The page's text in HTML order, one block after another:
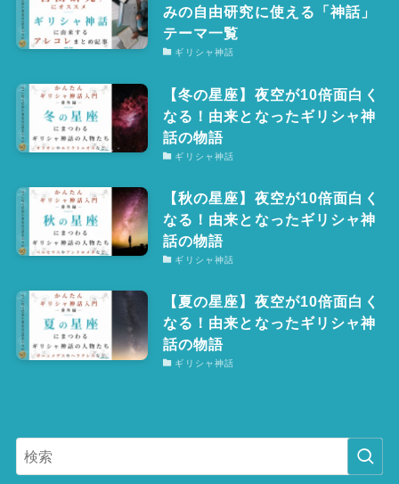
みの自由研究に使える「神話」
テーマ一覧
ギリシャ神話
【冬の星座】夜空が10倍面白く
なる！由来となったギリシャ神
話の物語
ギリシャ神話
【秋の星座】夜空が10倍面白く
なる！由来となったギリシャ神
話の物語
ギリシャ神話
【夏の星座】夜空が10倍面白く
なる！由来となったギリシャ神
話の物語
ギリシャ神話